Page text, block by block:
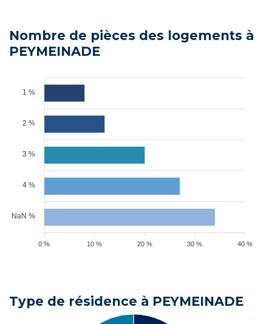
Nombre de pièces des logements à
PEYMEINADE
1 %
2 %
3 %
4 %
NaN %
40 %
30 %
20 %
10 %
0 %
Type de résidence à PEYMEINADE